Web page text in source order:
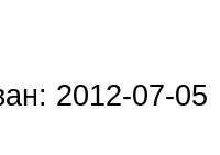
2012-07-05